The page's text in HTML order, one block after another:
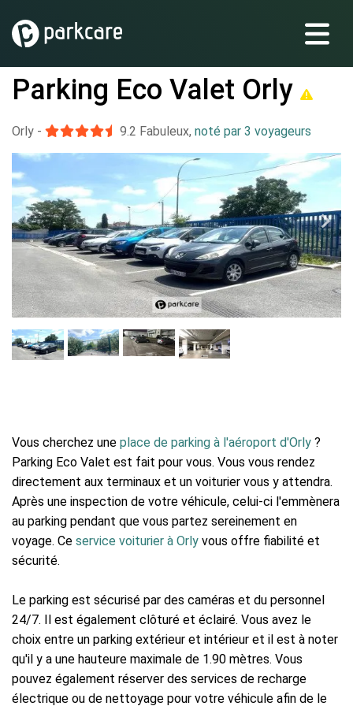
Parking Eco Valet Orly
Orly - 9.2 Fabuleux, noté par 3 voyageurs
Vous cherchez une place de parking à l'aéroport d'Orly ?
Parking Eco Valet est fait pour vous. Vous vous rendez
directement aux terminaux et un voiturier vous y attendra.
Après une inspection de votre véhicule, celui-ci l'emmènera
au parking pendant que vous partez sereinement en
voyage. Ce service voiturier à Orly vous offre fiabilité et
sécurité.
Le parking est sécurisé par des caméras et du personnel
24/7. Il est également clôturé et éclairé. Vous avez le
choix entre un parking extérieur et intérieur et il est à noter
qu'il y a une hauteure maximale de 1.90 mètres. Vous
pouvez également réserver des services de recharge
électrique ou de nettoyage pour votre véhicule afin de le